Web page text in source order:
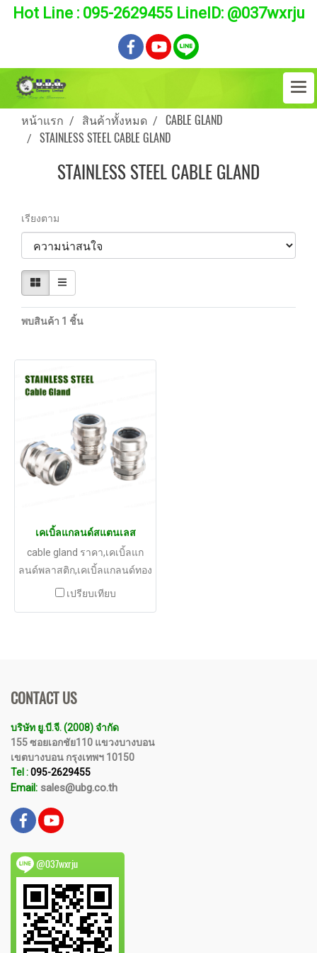
Hot Line : 095-2629455 LineID: @037wxrju
หน้าแรก สินค้าทั้งหมด
CABLE GLAND
STAINLESS STEEL CABLE GLAND
STAINLESS STEEL CABLE GLAND
เรียงตาม
พบสินค้า 1 ชิ้น
เคเบิ้ลแกลนด์สแตนเลส
cable gland ราคา,เคเบิ้ลแก
ลนด์พลาสติก,เคเบิ้ลแกลนด์ทอง
เหลืองชุปนิคเกิ้ล,เคเบิ้ลแก
เปรียบเทียบ
CONTACT US
บริษัท ยู.บี.จี. (2008) จำกัด
155 ซอยเอกชัย110 แขวงบางบอน
เขตบางบอน กรุงเทพฯ 10150
Tel :095-2629455
Email: sales@ubg.co.th
@037wxrju